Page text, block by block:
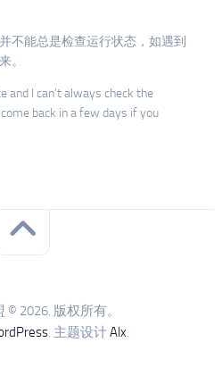
不能总是检查运行状态，如遇到
。
and I can’t always check the
back in a few days if you
2026. 版权所有。
. 主题设计Alx.